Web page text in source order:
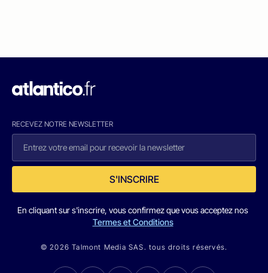
RECEVEZ NOTRE NEWSLETTER
S'INSCRIRE
En cliquant sur s'inscrire, vous confirmez que vous acceptez nos
Termes et Conditions
© 2026 Talmont Media SAS. tous droits réservés.